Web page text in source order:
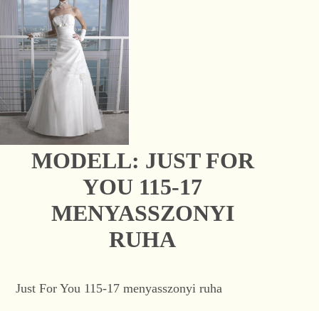
MODELL: JUST FOR
YOU 115-17
MENYASSZONYI
RUHA
Just For You 115-17 menyasszonyi ruha